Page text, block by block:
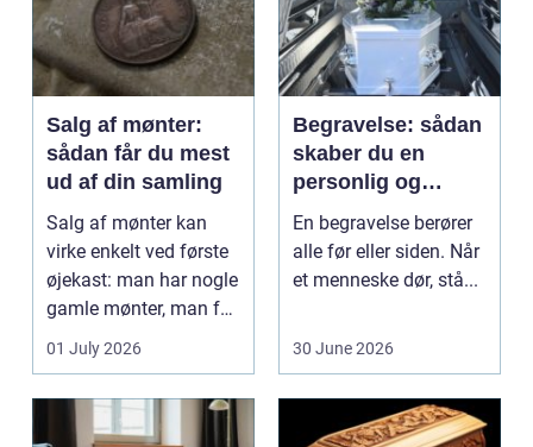
Salg af mønter:
sådan får du mest
ud af din samling
Salg af mønter kan
virke enkelt ved første
øjekast: man har nogle
gamle mønter, man får
dem vurderet...
01 July 2026
Begravelse: sådan
skaber du en
personlig og
respektfuld afsked
En begravelse berører
alle før eller siden. Når
et menneske dør, stå...
30 June 2026